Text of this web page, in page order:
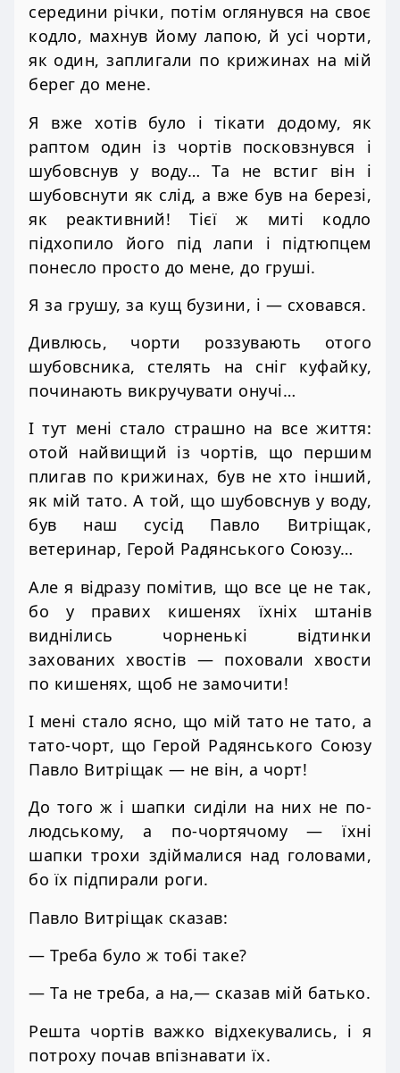
середини річки, потім оглянувся на своє
кодло, махнув йому лапою, й усі чорти,
як один, заплигали по крижинах на мій
берег до мене.
Я вже хотів було і тікати додому, як
раптом один із чортів посковзнувся і
шубовснув у воду… Та не встиг він і
шубовснути як слід, а вже був на березі,
як реактивний! Тієї ж миті кодло
підхопило його під лапи і підтюпцем
понесло просто до мене, до груші.
Я за грушу, за кущ бузини, і — сховався.
Дивлюсь, чорти роззувають отого
шубовсника, стелять на сніг куфайку,
починають викручувати онучі…
І тут мені стало страшно на все життя:
отой найвищий із чортів, що першим
плигав по крижинах, був не хто інший,
як мій тато. А той, що шубовснув у воду,
був наш сусід Павло Витріщак,
ветеринар, Герой Радянського Союзу…
Але я відразу помітив, що все це не так,
бо у правих кишенях їхніх штанів
виднілись чорненькі відтинки
захованих хвостів — поховали хвости
по кишенях, щоб не замочити!
І мені стало ясно, що мій тато не тато, а
тато-чорт, що Герой Радянського Союзу
Павло Витріщак — не він, а чорт!
До того ж і шапки сиділи на них не по-
людському, а по-чортячому — їхні
шапки трохи здіймалися над головами,
бо їх підпирали роги.
Павло Витріщак сказав:
— Треба було ж тобі таке?
— Та не треба, а на,— сказав мій батько.
Решта чортів важко відхекувались, і я
потроху почав впізнавати їх.